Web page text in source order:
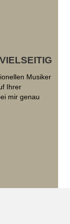
Musiker
Ihrer
mir genau